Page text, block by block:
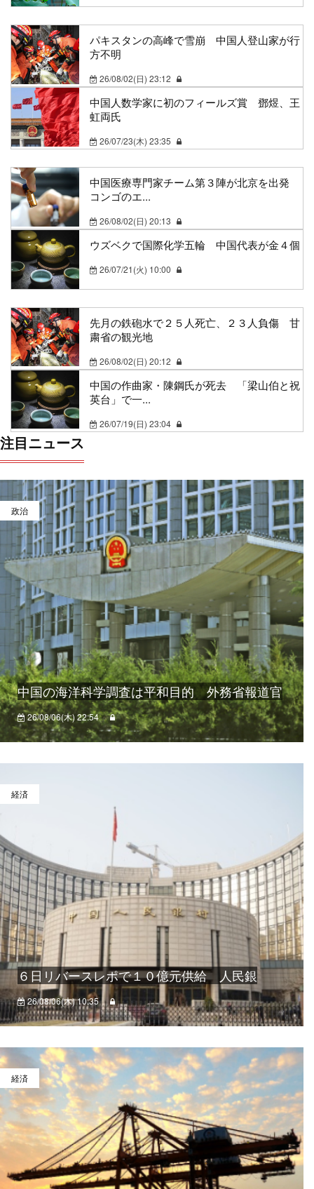
パキスタンの高峰で雪崩 中国人登山家が行
方不明
26/08/02(日) 23:12
中国人数学家に初のフィールズ賞 鄧煜、王
虹両氏
26/07/23(木) 23:35
中国医療専門家チーム第３陣が北京を出発
コンゴのエ...
26/08/02(日) 20:13
ウズベクで国際化学五輪 中国代表が金４個
26/07/21(火) 10:00
先月の鉄砲水で２５人死亡、２３人負傷 甘
粛省の観光地
26/08/02(日) 20:12
中国の作曲家・陳鋼氏が死去 「梁山伯と祝
英台」で一...
26/07/19(日) 23:04
注目ニュース
政治
中国の海洋科学調査は平和目的 外務省報道官
26/08/06(木) 22:54
経済
６日リバースレポで１０億元供給 人民銀
26/08/06(木) 10:35
経済